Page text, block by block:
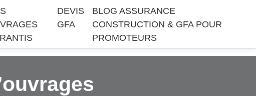
DEVIS
GFA
BLOG ASSURANCE
CONSTRUCTION & GFA POUR
PROMOTEURS